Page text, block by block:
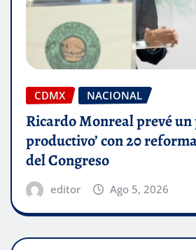
CDMX NACIONAL
Ricardo Monreal prevé un
productivo’ con 20
del Congreso
editor Ago 5, 2026